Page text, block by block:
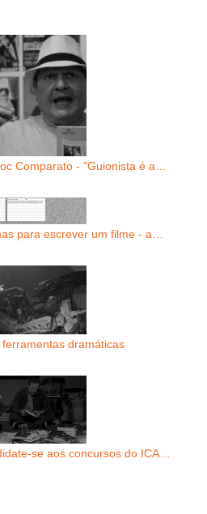
Comparato - "Guionista é a…
para escrever um filme - a…
dramáticas
se aos concursos do ICA…